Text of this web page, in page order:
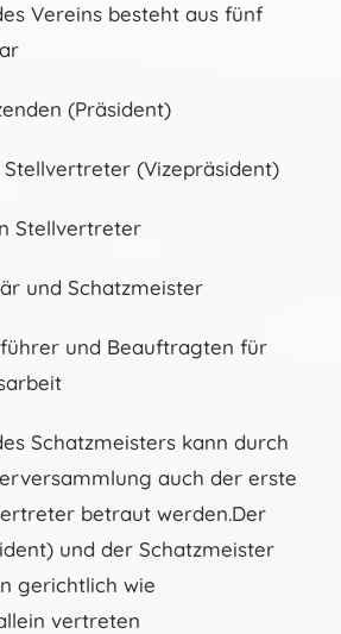
Vereins besteht aus fünf
(Präsident)
(Vizepräsident)
Stellvertreter
und Schatzmeister
und Beauftragten für
Schatzmeisters kann durch
auch der erste
betraut werden.Der
und der Schatzmeister
gerichtlich wie
vertreten